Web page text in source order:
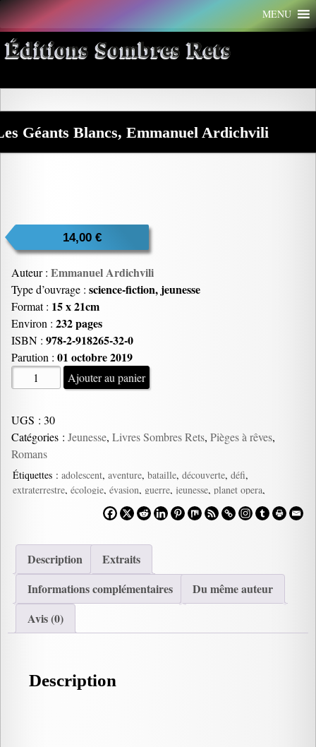
Aller
au
contenu
MENU
Éditions Sombres Rets
Géants Blancs, Emmanuel Ardichvili
14,00 €
Auteur : Emmanuel Ardichvili
Type d’ouvrage : science-fiction, jeunesse
Format : 15 x 21cm
Environ : 232 pages
ISBN : 978-2-918265-32-0
Parution : 01 octobre 2019
quantité
de
Géants
Blancs,
Emmanuel
Ardichvili
Ajouter au panier
UGS : 30
Catégories : Jeunesse, Livres Sombres Rets, Pièges à rêves,
Romans
Étiquettes : adolescent, aventure, bataille, découverte, défi,
extraterrestre, écologie, évasion, guerre, jeunesse, planet opera,
science-fiction ,sf tour
Description
Extraits
Informations complémentaires
Du même auteur
Avis (0)
Description